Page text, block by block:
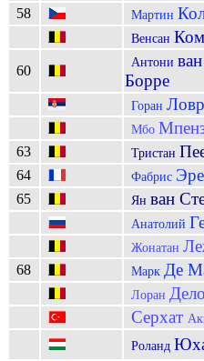
58
Мартин
Венсан
60
Антони
Борре
Горан
Мбо
63
Тристан
64
Фабрис Эре
65
Ян ван
Анатолий
Жонатан
68
Марк Де
Лоран
Серхат
Роланд